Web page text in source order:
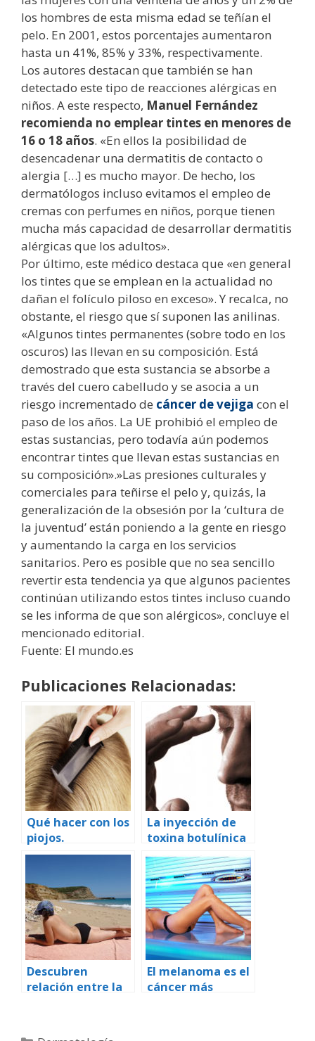
los hombres de esta misma edad se teñían el
pelo. En 2001, estos porcentajes aumentaron
hasta un 41%, 85% y 33%, respectivamente.
Los autores destacan que también se han
detectado este tipo de reacciones alérgicas en
niños. A este respecto, Manuel Fernández
recomienda no emplear tintes en menores de
16 o 18 años. «En ellos la posibilidad de
desencadenar una dermatitis de contacto o
alergia […] es mucho mayor. De hecho, los
dermatólogos incluso evitamos el empleo de
cremas con perfumes en niños, porque tienen
mucha más capacidad de desarrollar dermatitis
alérgicas que los adultos».
Por último, este médico destaca que «en general
los tintes que se emplean en la actualidad no
dañan el folículo piloso en exceso». Y recalca, no
obstante, el riesgo que sí suponen las anilinas.
«Algunos tintes permanentes (sobre todo en los
oscuros) las llevan en su composición. Está
demostrado que esta sustancia se absorbe a
través del cuero cabelludo y se asocia a un
riesgo incrementado de cáncer de vejiga con el
paso de los años. La UE prohibió el empleo de
estas sustancias, pero todavía aún podemos
encontrar tintes que llevan estas sustancias en
su composición».»Las presiones culturales y
comerciales para teñirse el pelo y, quizás, la
generalización de la obsesión por la ‘cultura de
la juventud’ están poniendo a la gente en riesgo
y aumentando la carga en los servicios
sanitarios. Pero es posible que no sea sencillo
revertir esta tendencia ya que algunos pacientes
continúan utilizando estos tintes incluso cuando
se les informa de que son alérgicos», concluye el
mencionado editorial.
Fuente: El mundo.es
Publicaciones Relacionadas:
Qué hacer con los
piojos.
La inyección de
toxina botulínica
puede ayudar a
prevenir algunos
tipos de dolores
de migraña
Descubren
relación entre la
El melanoma es el
cáncer más